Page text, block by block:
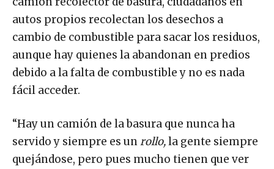
autos propios recolectan los desechos a
cambio de combustible para sacar los residuos,
aunque hay quienes la abandonan en predios
debido a la falta de combustible y no es nada
fácil acceder.
“Hay un camión de la basura que nunca ha
servido y siempre es unrollo,la gente siempre
quejándose, pero pues mucho tienen que ver